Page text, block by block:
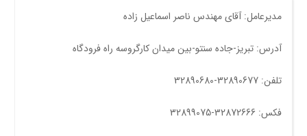
مدیرعامل: آقای مهندس ناصر اسماعيل زاده
آدرس: تبریز-جاده سنتو-بین میدان کارگروسه راه فرودگاه
تلفن: 32890677-32890680
فکس: 32872666-32899075